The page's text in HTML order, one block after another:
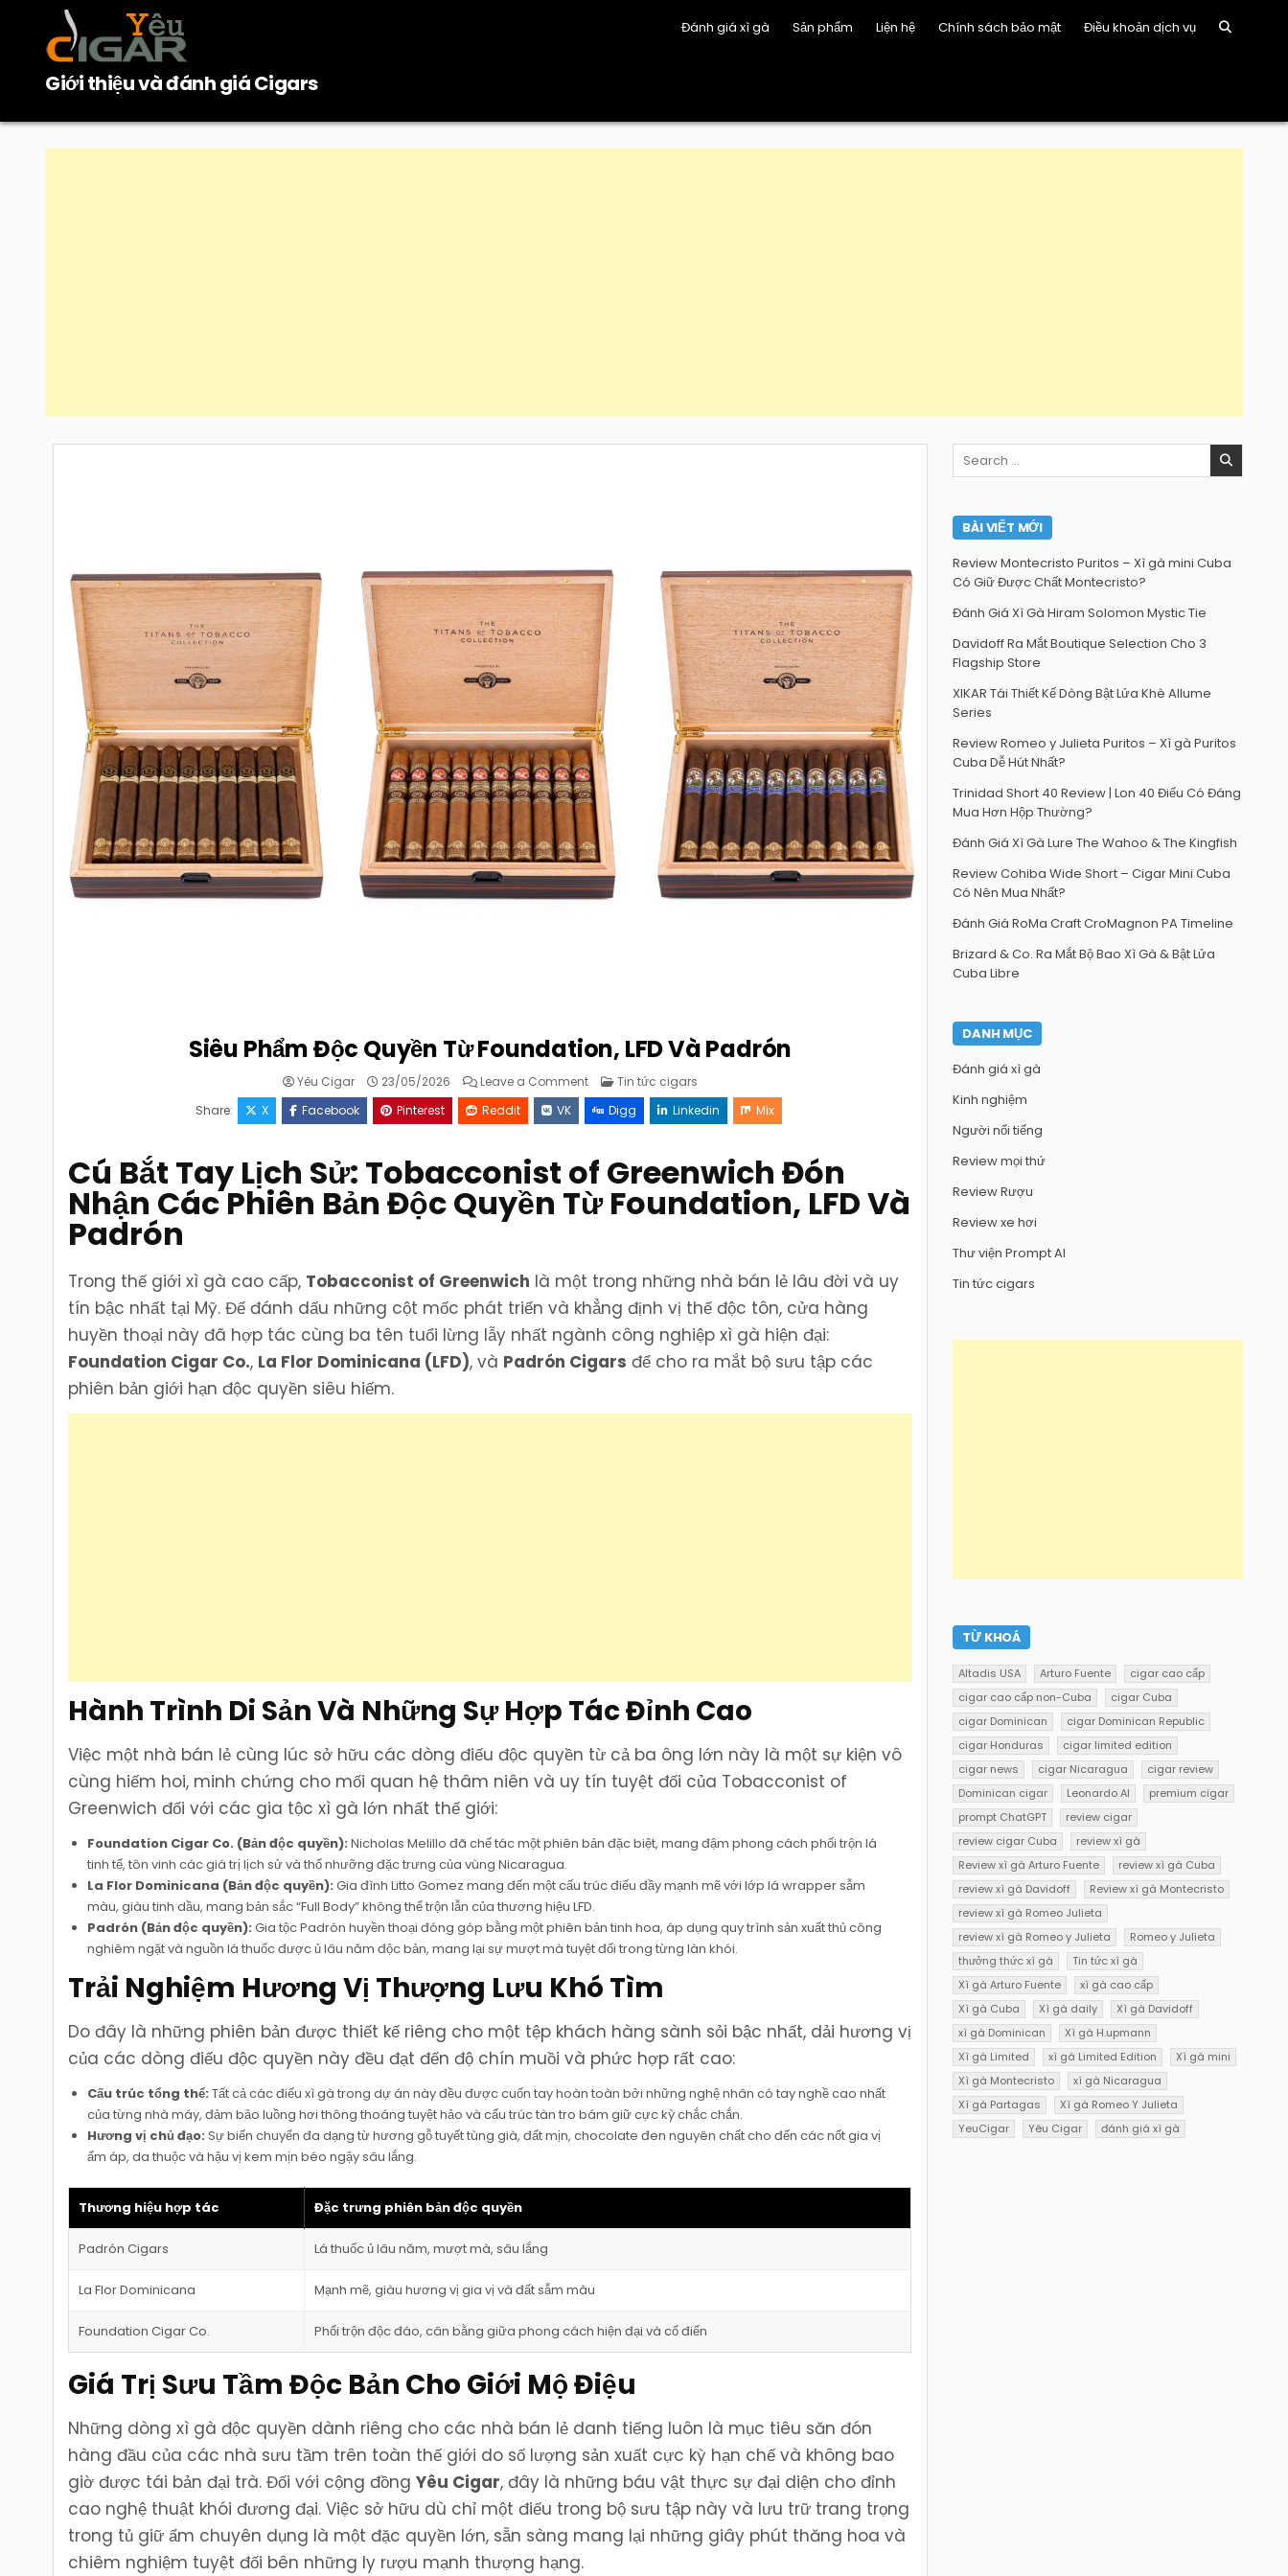
content
Giới thiệu và đánh giá Cigars
Đánh giá xì gà Sản phẩm Liện hệ Chính sách bảo mật Điều khoản dịch vụ
Siêu Phẩm Độc Quyền Từ Foundation, LFD Và Padrón
Yêu Cigar 23/05/2026 Leave a Commenton
Siêu
Phẩm
Độc
Quyền
LFD
Và
Padrón
Posted
Tin tức cigars
Share:
X Facebook Pinterest Reddit VK Digg Linkedin Mix
Cú Bắt Tay Lịch Sử: Tobacconist of Greenwich Đón
Nhận Các Phiên Bản Độc Quyền Từ Foundation, LFD Và
Padrón
Trong thế giới xì gà cao cấp, Tobacconist of Greenwich là một trong những nhà bán lẻ lâu đời và uy
tín bậc nhất tại Mỹ. Để đánh dấu những cột mốc phát triển và khẳng định vị thế độc tôn, cửa hàng
huyền thoại này đã hợp tác cùng ba tên tuổi lừng lẫy nhất ngành công nghiệp xì gà hiện đại:
Foundation Cigar Co., La Flor Dominicana (LFD), và Padrón Cigars để cho ra mắt bộ sưu tập các
phiên bản giới hạn độc quyền siêu hiếm.
Hành Trình Di Sản Và Những Sự Hợp Tác Đỉnh Cao
Việc một nhà bán lẻ cùng lúc sở hữu các dòng điếu độc quyền từ cả ba ông lớn này là một sự kiện vô
cùng hiếm hoi, minh chứng cho mối quan hệ thâm niên và uy tín tuyệt đối của Tobacconist of
Greenwich đối với các gia tộc xì gà lớn nhất thế giới:
Foundation Cigar Co. (Bản độc quyền): Nicholas Melillo đã chế tác một phiên bản đặc biệt, mang đậm phong cách phối trộn lá
tinh tế, tôn vinh các giá trị lịch sử và thổ nhưỡng đặc trưng của vùng Nicaragua.
La Flor Dominicana (Bản độc quyền): Gia đình Litto Gomez mang đến một cấu trúc điếu đầy mạnh mẽ với lớp lá wrapper sẫm
màu, giàu tinh dầu, mang bản sắc “Full Body” không thể trộn lẫn của thương hiệu LFD.
Padrón (Bản độc quyền): Gia tộc Padrón huyền thoại đóng góp bằng một phiên bản tinh hoa, áp dụng quy trình sản xuất thủ công
nghiêm ngặt và nguồn lá thuốc được ủ lâu năm độc bản, mang lại sự mượt mà tuyệt đối trong từng làn khói.
Trải Nghiệm Hương Vị Thượng Lưu Khó Tìm
Do đây là những phiên bản được thiết kế riêng cho một tệp khách hàng sành sỏi bậc nhất, dải hương vị
của các dòng điếu độc quyền này đều đạt đến độ chín muồi và phức hợp rất cao:
Cấu trúc tổng thể: Tất cả các điếu xì gà trong dự án này đều được cuốn tay hoàn toàn bởi những nghệ nhân có tay nghề cao nhất
của từng nhà máy, đảm bảo luồng hơi thông thoáng tuyệt hảo và cấu trúc tàn tro bám giữ cực kỳ chắc chắn.
Hương vị chủ đạo: Sự biến chuyển đa dạng từ hương gỗ tuyết tùng già, đất mịn, chocolate đen nguyên chất cho đến các nốt gia vị
ấm áp, da thuộc và hậu vị kem mịn béo ngậy sâu lắng.
Thương hiệu hợp tác Đặc trưng phiên bản độc quyền
Padrón Cigars Lá thuốc ủ lâu năm, mượt mà, sâu lắng
La Flor Dominicana Mạnh mẽ, giàu hương vị gia vị và đất sẫm màu
Foundation Cigar Co. Phối trộn độc đáo, cân bằng giữa phong cách hiện đại và cổ điển
Giá Trị Sưu Tầm Độc Bản Cho Giới Mộ Điệu
Những dòng xì gà độc quyền dành riêng cho các nhà bán lẻ danh tiếng luôn là mục tiêu săn đón
hàng đầu của các nhà sưu tầm trên toàn thế giới do số lượng sản xuất cực kỳ hạn chế và không bao
giờ được tái bản đại trà. Đối với cộng đồngYêu Cigar, đây là những báu vật thực sự đại diện cho đỉnh
cao nghệ thuật khói đương đại. Việc sở hữu dù chỉ một điếu trong bộ sưu tập này và lưu trữ trang trọng
trong tủ giữ ẩm chuyên dụng là một đặc quyền lớn, sẵn sàng mang lại những giây phút thăng hoa và
chiêm nghiệm tuyệt đối bên những ly rượu mạnh thượng hạng.
Search
for:
BÀI VIẾT MỚI
Review Montecristo Puritos – Xì gà mini Cuba
Có Giữ Được Chất Montecristo?
Đánh Giá Xì Gà Hiram Solomon Mystic Tie
Davidoff Ra Mắt Boutique Selection Cho 3
Flagship Store
XIKAR Tái Thiết Kế Dòng Bật Lửa Khè Allume
Series
Review Romeo y Julieta Puritos – Xì gà Puritos
Cuba Dễ Hút Nhất?
Trinidad Short 40 Review | Lon 40 Điếu Có Đáng
Mua Hơn Hộp Thường?
Đánh Giá Xì Gà Lure The Wahoo & The Kingfish
Review Cohiba Wide Short – Cigar Mini Cuba
Có Nên Mua Nhất?
Đánh Giá RoMa Craft CroMagnon PA Timeline
Brizard & Co. Ra Mắt Bộ Bao Xì Gà & Bật Lửa
Cuba Libre
DANH MỤC
Đánh giá xì gà
Kinh nghiệm
Người nổi tiếng
Review mọi thứ
Review Rượu
Review xe hơi
Thư viện Prompt AI
Tin tức cigars
TỪ KHOÁ
Altadis USA Arturo Fuente
cigar cao cấp
cigar cao cấp non-Cuba
cigar Cuba
cigar Dominican
cigar Dominican Republic
cigar Honduras
cigar limited edition
cigar news
cigar Nicaragua
cigar review
Dominican cigar
Leonardo AI
premium cigar
prompt ChatGPT
review cigar
review cigar Cuba
review xì gà
Review xì gà Arturo Fuente
review xì gà Cuba
review xì gà Davidoff
Review xì gà Montecristo
review xì gà Romeo Julieta
review xì gà Romeo y Julieta
Romeo y Julieta
thưởng thức xì gà
Tin tức xì gà
Xì gà Arturo Fuente
xì gà cao cấp
Xì gà Cuba
Xì gà daily
Xì gà Davidoff
xì gà Dominican
Xì gà H.upmann
Xì gà Limited
xì gà Limited Edition
Xì gà mini
Xì gà Montecristo
xì gà Nicaragua
Xì gà Partagas
Xì gà Romeo Y Julieta
YeuCigar
Yêu Cigar đánh giá xì gà